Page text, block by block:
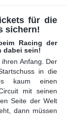
für die
sichern!
Racing der
dabei sein!
Anfang. Der
in die
kaum einen
mit seinen
Seite der Welt
dann müssen